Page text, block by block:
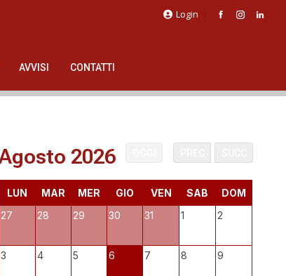
Login
AVVISI CONTATTI
2026
LUN MAR MER GIO VEN SAB
DOM
27
28 29 30 31 1 2
3 4 5 6 7 8 9